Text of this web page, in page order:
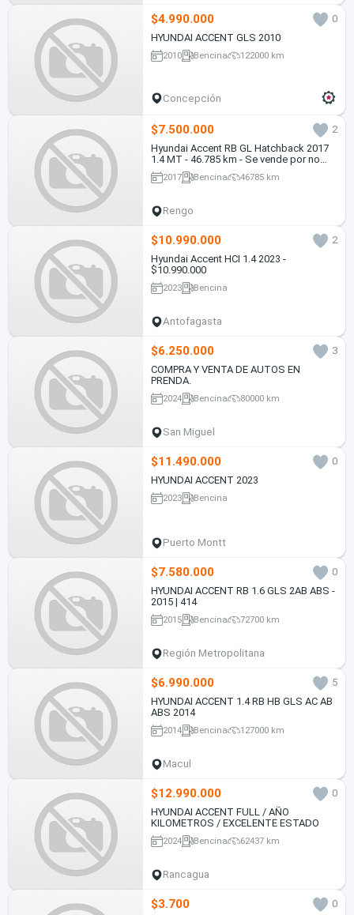
$4.990.000
0
HYUNDAI ACCENT GLS 2010
2010 Bencina 122000 km
Concepción
$7.500.000
2
Hyundai Accent RB GL Hatchback 2017
1.4 MT - 46.785 km - Se vende por no
uso
2017 Bencina 46785 km
Rengo
$10.990.000
2
Hyundai Accent HCI 1.4 2023 -
$10.990.000
2023 Bencina
Antofagasta
$6.250.000
3
COMPRA Y VENTA DE AUTOS EN
PRENDA.
2024 Bencina 80000 km
San Miguel
$11.490.000
0
HYUNDAI ACCENT 2023
2023 Bencina
Puerto Montt
$7.580.000
0
HYUNDAI ACCENT RB 1.6 GLS 2AB ABS -
2015 | 414
2015 Bencina 72700 km
Región Metropolitana
$6.990.000
5
HYUNDAI ACCENT 1.4 RB HB GLS AC AB
ABS 2014
2014 Bencina 127000 km
Macul
$12.990.000
0
HYUNDAI ACCENT FULL / AÑO
KILOMETROS / EXCELENTE ESTADO
2024 Bencina 62437 km
Rancagua
$3.700 0